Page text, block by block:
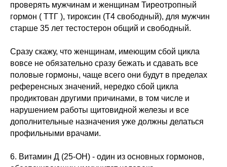
проверять мужчинам и женщинам Тиреотропный
гормон ( ТТГ ), тироксин (Т4 свободный), для мужчин
старше 35 лет тестостерон общий и свободный.
Сразу скажу, что женщинам, имеющим сбой цикла
вовсе не обязательно сразу бежать и сдавать все
половые гормоны, чаще всего они будут в пределах
референсных значений, нередко сбой цикла
продиктован другими причинами, в том числе и
нарушением работы щитовидной железы и все
дополнительные назначения уже должны делаться
профильными врачами.
6. Витамин Д (25-ОН) - один из основных гормонов,